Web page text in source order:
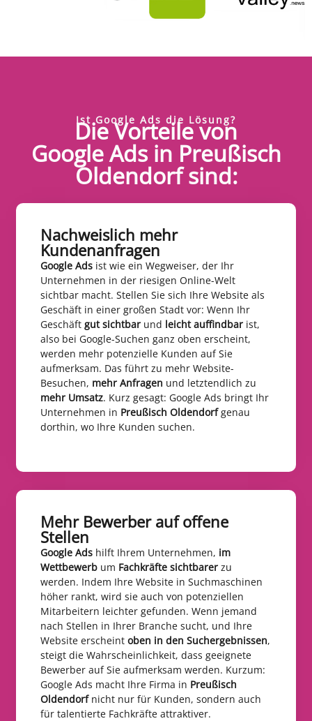
Ist Google Ads die Lösung?
Die Vorteile von
Google Ads in Preußisch
Oldendorf sind:
Nachweislich mehr
Kundenanfragen​
Google Ads ist wie ein Wegweiser, der Ihr
Unternehmen in der riesigen Online-Welt
sichtbar macht. Stellen Sie sich Ihre Website als
Geschäft in einer großen Stadt vor: Wenn Ihr
Geschäft gut sichtbar und leicht auffindbar ist,
also bei Google-Suchen ganz oben erscheint,
werden mehr potenzielle Kunden auf Sie
aufmerksam. Das führt zu mehr Website-
Besuchen, mehr Anfragen und letztendlich zu
mehr Umsatz. Kurz gesagt: Google Ads bringt Ihr
Unternehmen in Preußisch Oldendorfgenau
dorthin, wo Ihre Kunden suchen.
Mehr Bewerber auf offene
Stellen​
Google Ads hilft Ihrem Unternehmen, im
Wettbewerb um Fachkräfte sichtbarer zu
werden. Indem Ihre Website in Suchmaschinen
höher rankt, wird sie auch von potenziellen
Mitarbeitern leichter gefunden. Wenn jemand
nach Stellen in Ihrer Branche sucht, und Ihre
Website erscheint oben in den Suchergebnissen,
steigt die Wahrscheinlichkeit, dass geeignete
Bewerber auf Sie aufmerksam werden. Kurzum:
Google Ads macht Ihre Firma in Preußisch
Oldendorf nicht nur für Kunden, sondern auch
für talentierte Fachkräfte attraktiver.